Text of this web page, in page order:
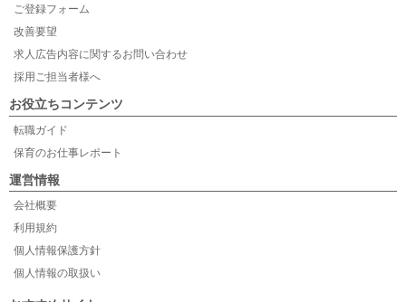
ご登録フォーム
改善要望
求人広告内容に関するお問い合わせ
採用ご担当者様へ
お役立ちコンテンツ
転職ガイド
保育のお仕事レポート
運営情報
会社概要
利用規約
個人情報保護方針
個人情報の取扱い